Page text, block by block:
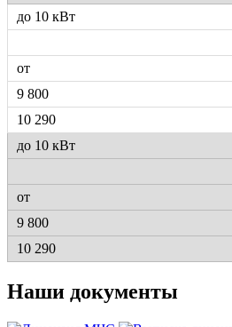
Наши документы